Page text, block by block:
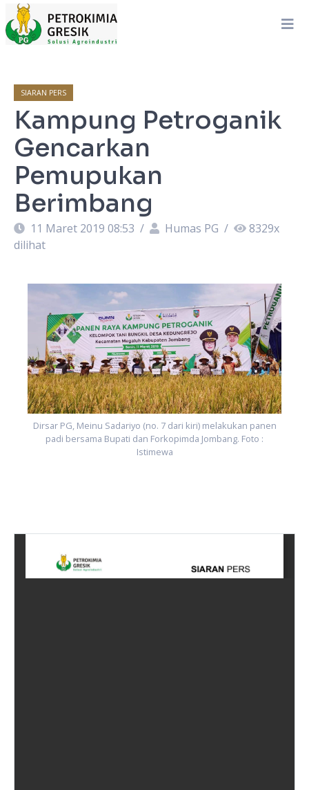
SIARAN PERS
Kampung Petroganik
Gencarkan
Pemupukan
Berimbang
11 Maret 2019 08:53 / Humas PG / 8329x
dilihat
Dirsar PG, Meinu Sadariyo (no. 7 dari kiri) melakukan panen
padi bersama Bupati dan Forkopimda Jombang. Foto :
Istimewa